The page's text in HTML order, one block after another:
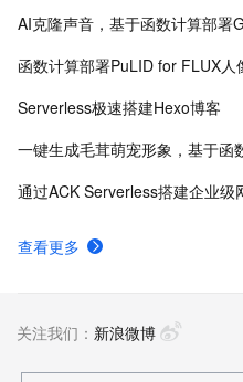
AI克隆声音，基于函数计算部署
函数计算部署PuLID for FLUX
Serverless极速搭建Hexo博客
一键生成毛茸萌宠形象，基于
通过ACK Serverless搭建企业级
查看更多
关注我们： 新浪微博